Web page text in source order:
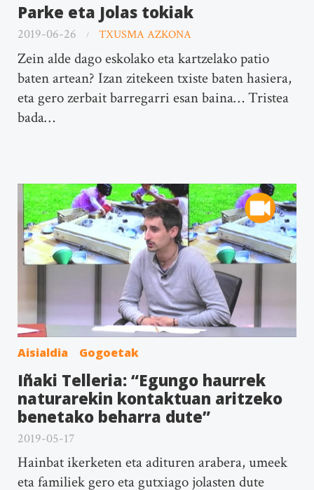
Parke eta Jolas tokiak
2019-06-26 TXUSMA AZKONA
Zein alde dago eskolako eta kartzelako patio
baten artean? Izan zitekeen txiste baten hasiera,
eta gero zerbait barregarri esan baina… Tristea
bada…
Aisialdia Gogoetak
Iñaki Telleria: “Egungo haurrek
naturarekin kontaktuan aritzeko
benetako beharra dute”
2019-05-17
Hainbat ikerketen eta adituren arabera, umeek
eta familiek gero eta gutxiago jolasten dute